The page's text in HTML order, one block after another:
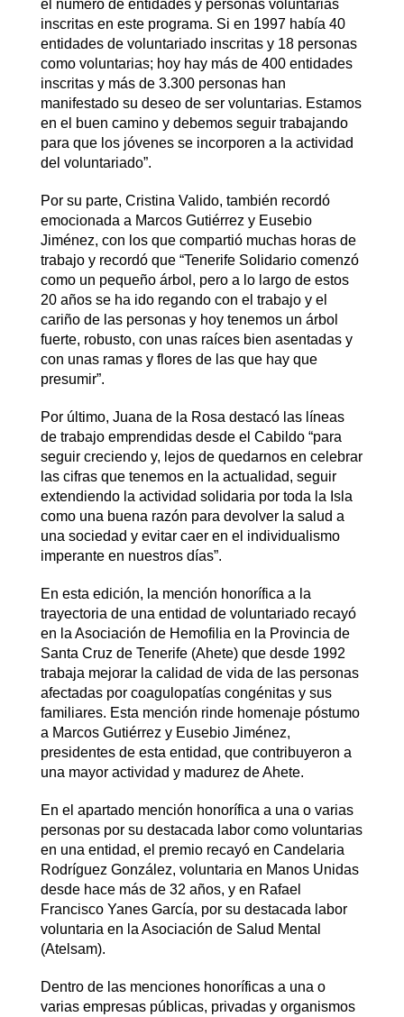
el número de entidades y personas voluntarias
inscritas en este programa. Si en 1997 había 40
entidades de voluntariado inscritas y 18 personas
como voluntarias; hoy hay más de 400 entidades
inscritas y más de 3.300 personas han
manifestado su deseo de ser voluntarias. Estamos
en el buen camino y debemos seguir trabajando
para que los jóvenes se incorporen a la actividad
del voluntariado”.
Por su parte, Cristina Valido, también recordó
emocionada a Marcos Gutiérrez y Eusebio
Jiménez, con los que compartió muchas horas de
trabajo y recordó que “Tenerife Solidario comenzó
como un pequeño árbol, pero a lo largo de estos
20 años se ha ido regando con el trabajo y el
cariño de las personas y hoy tenemos un árbol
fuerte, robusto, con unas raíces bien asentadas y
con unas ramas y flores de las que hay que
presumir”.
Por último, Juana de la Rosa destacó las líneas
de trabajo emprendidas desde el Cabildo “para
seguir creciendo y, lejos de quedarnos en celebrar
las cifras que tenemos en la actualidad, seguir
extendiendo la actividad solidaria por toda la Isla
como una buena razón para devolver la salud a
una sociedad y evitar caer en el individualismo
imperante en nuestros días”.
En esta edición, la mención honorífica a la
trayectoria de una entidad de voluntariado recayó
en la Asociación de Hemofilia en la Provincia de
Santa Cruz de Tenerife (Ahete) que desde 1992
trabaja mejorar la calidad de vida de las personas
afectadas por coagulopatías congénitas y sus
familiares. Esta mención rinde homenaje póstumo
a Marcos Gutiérrez y Eusebio Jiménez,
presidentes de esta entidad, que contribuyeron a
una mayor actividad y madurez de Ahete.
En el apartado mención honorífica a una o varias
personas por su destacada labor como voluntarias
en una entidad, el premio recayó en Candelaria
Rodríguez González, voluntaria en Manos Unidas
desde hace más de 32 años, y en Rafael
Francisco Yanes García, por su destacada labor
voluntaria en la Asociación de Salud Mental
(Atelsam).
Dentro de las menciones honoríficas a una o
varias empresas públicas, privadas y organismos